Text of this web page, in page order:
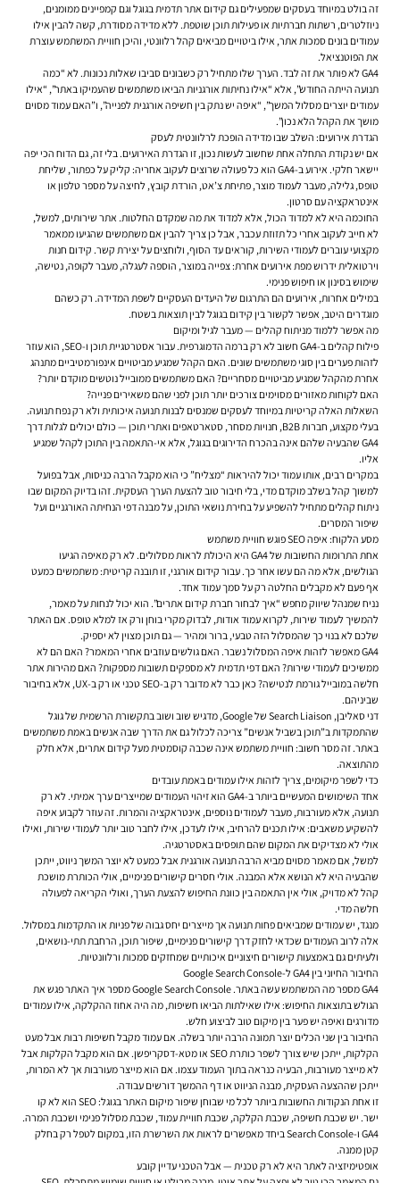
זה בולט במיוחד בעסקים שמפעילים גם קידום אתר תדמית בגוגל וגם קמפיינים ממומנים,
ניוזלטרים, רשתות חברתיות או פעילות תוכן שוטפת. ללא מדידה מסודרת, קשה להבין אילו
עמודים בונים סמכות אתר, אילו ביטויים מביאים קהל רלוונטי, והיכן חוויית המשתמש עוצרת
את הפוטנציאל.
GA4 לא פותר את זה לבד. הערך שלו מתחיל רק כשבונים סביבו שאלות נכונות. לא “כמה
תנועה הייתה החודש”, אלא “אילו נחיתות אורגניות הביאו משתמשים שהעמיקו באתר”, “אילו
עמודים יוצרים מסלול המשך”, “איפה יש נתק בין חשיפה אורגנית לפנייה”, ו”האם עמוד מסוים
מושך את הקהל הלא נכון”.
הגדרת אירועים: השלב שבו מדידה הופכת לרלוונטית לעסק
אם יש נקודת התחלה אחת שחשוב לעשות נכון, זו הגדרת האירועים. בלי זה, גם הדוח הכי יפה
יישאר חלקי. אירוע ב-GA4 הוא כל פעולה שרוצים לעקוב אחריה: קליק על כפתור, שליחת
טופס, גלילה, מעבר לעמוד מוצר, פתיחת צ’אט, הורדת קובץ, לחיצה על מספר טלפון או
אינטראקציה עם סרטון.
החוכמה היא לא למדוד הכול, אלא למדוד את מה שמקדם החלטות. אתר שירותים, למשל,
לא חייב לעקוב אחרי כל תזוזת עכבר, אבל כן צריך להבין אם משתמשים שהגיעו ממאמר
מקצועי עוברים לעמודי השירות, קוראים עד הסוף, ולוחצים על יצירת קשר. קידום חנות
וירטואלית ידרוש מפת אירועים אחרת: צפייה במוצר, הוספה לעגלה, מעבר לקופה, נטישה,
שימוש בסינון או חיפוש פנימי.
במילים אחרות, אירועים הם התרגום של היעדים העסקיים לשפת המדידה. רק כשהם
מוגדרים היטב, אפשר לקשור בין קידום בגוגל לבין תוצאות בשטח.
מה אפשר ללמוד מניתוח קהלים — מעבר לגיל ומיקום
פילוח קהלים ב-GA4 חשוב לא רק ברמה הדמוגרפית. עבור אסטרטגיית תוכן ו-SEO, הוא עוזר
לזהות פערים בין סוגי משתמשים שונים. האם הקהל שמגיע מביטויים אינפורמטיביים מתנהג
אחרת מהקהל שמגיע מביטויים מסחריים? האם משתמשים ממובייל נוטשים מוקדם יותר?
האם לקוחות מאזורים מסוימים צורכים יותר תוכן לפני שהם משאירים פנייה?
השאלות האלה קריטיות במיוחד לעסקים שמנסים לבנות תנועה איכותית ולא רק נפח תנועה.
בעלי מקצוע, חברות B2B, חנויות מסחר, סטארטאפים ואתרי תוכן — כולם יכולים לגלות דרך
GA4 שהבעיה שלהם אינה בהכרח הדירוגים בגוגל, אלא אי-התאמה בין התוכן לקהל שמגיע
אליו.
במקרים רבים, אותו עמוד יכול להיראות “מצליח” כי הוא מקבל הרבה כניסות, אבל בפועל
למשוך קהל בשלב מוקדם מדי, בלי חיבור טוב להצעת הערך העסקית. זהו בדיוק המקום שבו
ניתוח קהלים מתחיל להשפיע על בחירת נושאי התוכן, על מבנה דפי הנחיתה האורגניים ועל
שיפור המסרים.
מסע הלקוח: איפה SEO פוגש חוויית משתמש
אחת התרומות החשובות של GA4 היא היכולת לראות מסלולים. לא רק מאיפה הגיעו
הגולשים, אלא מה הם עשו אחר כך. עבור קידום אורגני, זו תובנה קריטית: משתמשים כמעט
אף פעם לא מקבלים החלטה רק על סמך עמוד אחד.
נניח שמנהל שיווק מחפש “איך לבחור חברת קידום אתרים”. הוא יכול לנחות על מאמר,
להמשיך לעמוד שירות, לקרוא עמוד אודות, לבדוק מקרי בוחן ורק אז למלא טופס. אם האתר
שלכם לא בנוי כך שהמסלול הזה טבעי, ברור ומהיר — גם תוכן מצוין לא יספיק.
GA4 מאפשר לזהות איפה המסלול נשבר. האם גולשים עוזבים אחרי המאמר? האם הם לא
ממשיכים לעמודי שירות? האם דפי תדמית לא מספקים תשובות מספקות? האם מהירות אתר
חלשה במובייל גורמת לנטישה? כאן כבר לא מדובר רק ב-SEO טכני או רק ב-UX, אלא בחיבור
שביניהם.
דני סאליבן, Search Liaison של Google, מדגיש שוב ושוב בתקשורת הרשמית של גוגל
שהתמקדות ב”תוכן בשביל אנשים” צריכה לכלול גם את הדרך שבה אנשים באמת משתמשים
באתר. זה מסר חשוב: חוויית משתמש אינה שכבה קוסמטית מעל קידום אתרים, אלא חלק
מהתוצאה.
כדי לשפר מיקומים, צריך לזהות אילו עמודים באמת עובדים
אחד השימושים המעשיים ביותר ב-GA4 הוא זיהוי העמודים שמייצרים ערך אמיתי. לא רק
תנועה, אלא מעורבות, מעבר לעמודים נוספים, אינטראקציה והמרות. זה עוזר לקבוע איפה
להשקיע משאבים: אילו תכנים להרחיב, אילו לעדכן, אילו לחבר טוב יותר לעמודי שירות, ואילו
אולי לא מצדיקים את המקום שהם תופסים באסטרטגיה.
למשל, אם מאמר מסוים מביא הרבה תנועה אורגנית אבל כמעט לא יוצר המשך ניווט, ייתכן
שהבעיה היא לא הנושא אלא המבנה. אולי חסרים קישורים פנימיים, אולי הכותרת מושכת
קהל לא מדויק, אולי אין התאמה בין כוונת החיפוש להצעת הערך, ואולי הקריאה לפעולה
חלשה מדי.
מנגד, יש עמודים שמביאים פחות תנועה אך מייצרים יחס גבוה של פניות או התקדמות במסלול.
אלה לרוב העמודים שכדאי לחזק דרך קישורים פנימיים, שיפור תוכן, הרחבת תתי-נושאים,
ולעיתים גם באמצעות קישורים חיצוניים איכותיים שמחזקים סמכות ורלוונטיות.
החיבור החיוני בין GA4 ל-Google Search Console
GA4 מספר מה המשתמש עשה באתר. Google Search Console מספר איך האתר פגש את
הגולש בתוצאות החיפוש: אילו שאילתות הביאו חשיפות, מה היה אחוז ההקלקה, אילו עמודים
מדורגים ואיפה יש פער בין מיקום טוב לביצוע חלש.
החיבור בין שני הכלים יוצר תמונה הרבה יותר בשלה. אם עמוד מקבל חשיפות רבות אבל מעט
הקלקות, ייתכן שיש צורך לשפר כותרת SEO או מטא-דסקריפשן. אם הוא מקבל הקלקות אבל
לא מייצר מעורבות, הבעיה כנראה בתוך העמוד עצמו. אם הוא מייצר מעורבות אך לא המרות,
ייתכן שההצעה העסקית, מבנה הניווט או דף ההמשך דורשים עבודה.
זו אחת הנקודות החשובות ביותר לכל מי שבוחן שיפור מיקום האתר בגוגל: SEO הוא לא קו
ישר. יש שכבת חשיפה, שכבת הקלקה, שכבת חוויית עמוד, שכבת מסלול פנימי ושכבת המרה.
GA4 ו-Search Console ביחד מאפשרים לראות את השרשרת הזו, במקום לטפל רק בחלק
קטן ממנה.
אופטימיזציה לאתר היא לא רק טכנית — אבל הטכני עדיין קובע